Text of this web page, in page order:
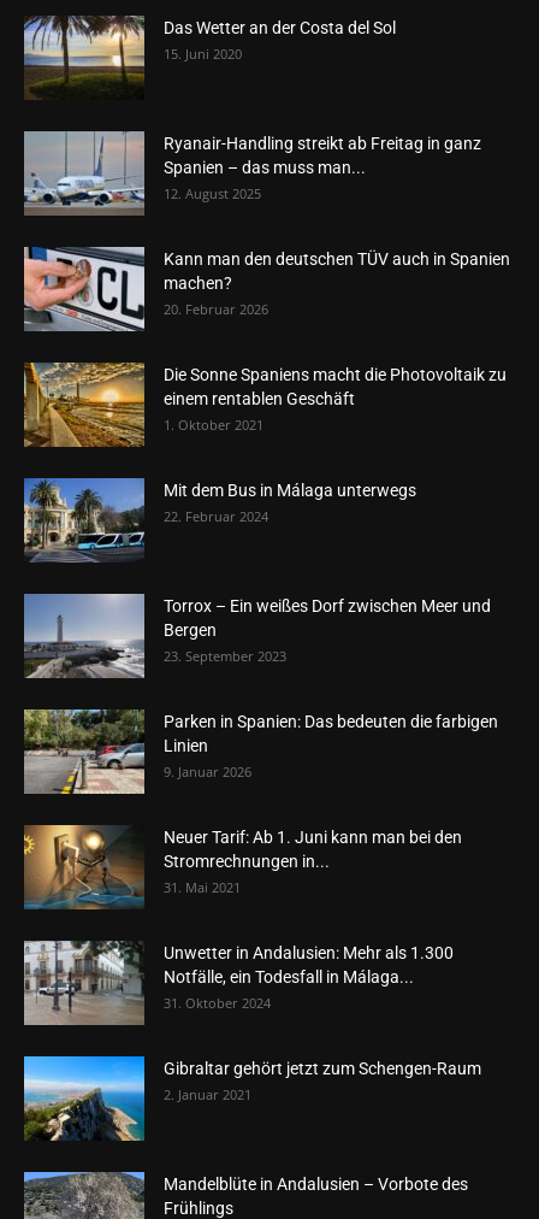
Das Wetter an der Costa del Sol
15. Juni 2020
Ryanair-Handling streikt ab Freitag in ganz
Spanien – das muss man...
12. August 2025
Kann man den deutschen TÜV auch in Spanien
machen?
20. Februar 2026
Die Sonne Spaniens macht die Photovoltaik zu
einem rentablen Geschäft
1. Oktober 2021
Mit dem Bus in Málaga unterwegs
22. Februar 2024
Torrox – Ein weißes Dorf zwischen Meer und
Bergen
23. September 2023
Parken in Spanien: Das bedeuten die farbigen
Linien
9. Januar 2026
Neuer Tarif: Ab 1. Juni kann man bei den
Stromrechnungen in...
31. Mai 2021
Unwetter in Andalusien: Mehr als 1.300
Notfälle, ein Todesfall in Málaga...
31. Oktober 2024
Gibraltar gehört jetzt zum Schengen-Raum
2. Januar 2021
Mandelblüte in Andalusien – Vorbote des
Frühlings